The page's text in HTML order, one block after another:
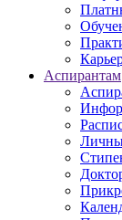
Аспирантам